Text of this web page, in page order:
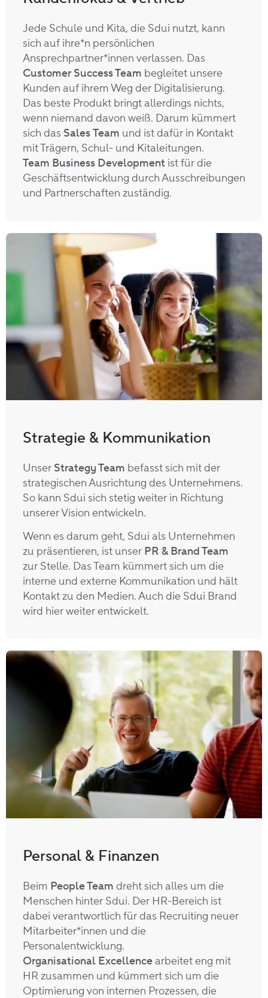
Jede Schule und Kita, die Sdui nutzt, kann
sich auf ihre*n persönlichen
Ansprechpartner*innen verlassen. Das
Customer Success Team begleitet unsere
Kunden auf ihrem Weg der Digitalisierung.
Das beste Produkt bringt allerdings nichts,
wenn niemand davon weiß. Darum kümmert
sich das SalesTeam und ist dafür in Kontakt
mit Trägern, Schul- und Kitaleitungen.
Team Business Development ist für die
Geschäftsentwicklung durch Ausschreibungen
und Partnerschaften zuständig.
Strategie & Kommunikation
Unser Strategy Team befasst sich mit der
strategischen Ausrichtung des Unternehmens.
So kann Sdui sich stetig weiter in Richtung
unserer Vision entwickeln.
Wenn es darum geht, Sdui als Unternehmen
zu präsentieren, ist unser PR & Brand Team
zur Stelle. Das Team kümmert sich um die
interne und externe Kommunikation und hält
Kontakt zu den Medien. Auch die Sdui Brand
wird hier weiter entwickelt.
Personal & Finanzen
Beim PeopleTeam dreht sich alles um die
Menschen hinter Sdui. Der HR-Bereich ist
dabei verantwortlich für das Recruiting neuer
Mitarbeiter*innen und die
Personalentwicklung.
Organisational Excellence arbeitet eng mit
HR zusammen und kümmert sich um die
Optimierung von internen Prozessen, die